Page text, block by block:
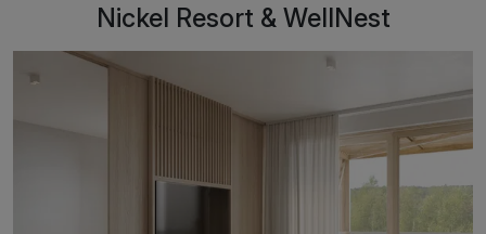
Nickel Resort & WellNest